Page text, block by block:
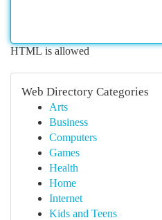
HTML is allowed
Web Directory Categories
Arts
Business
Computers
Games
Health
Home
Internet
Kids and Teens